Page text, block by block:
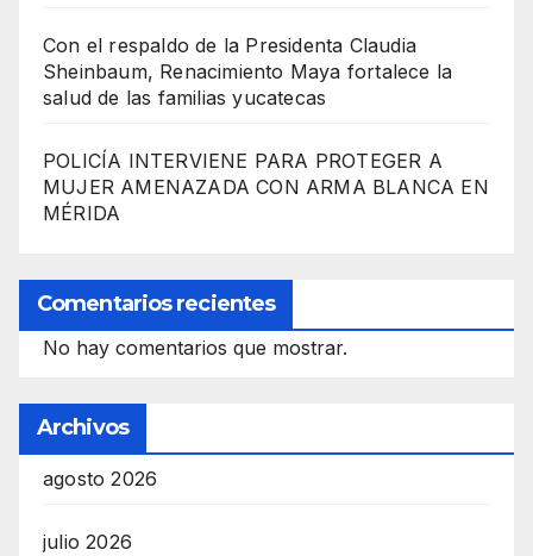
Con el respaldo de la Presidenta Claudia
Sheinbaum, Renacimiento Maya fortalece la
salud de las familias yucatecas
POLICÍA INTERVIENE PARA PROTEGER A
MUJER AMENAZADA CON ARMA BLANCA EN
MÉRIDA
Comentarios recientes
No hay comentarios que mostrar.
Archivos
agosto 2026
julio 2026